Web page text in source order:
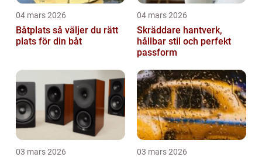
04 mars 2026
Båtplats så väljer du rätt
plats för din båt
04 mars 2026
Skräddare hantverk,
hållbar stil och perfekt
passform
03 mars 2026 03 mars 2026